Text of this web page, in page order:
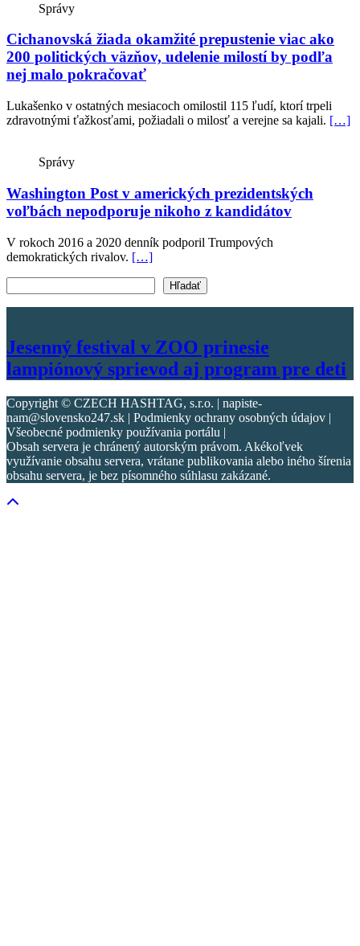
Správy
Cichanovská žiada okamžité prepustenie viac ako
200 politických väzňov, udelenie milostí by podľa
nej malo pokračovať
Lukašenko v ostatných mesiacoch omilostil 115 ľudí, ktorí trpeli
zdravotnými ťažkosťami, požiadali o milosť a verejne sa kajali. […]
Správy
Washington Post v amerických prezidentských
voľbách nepodporuje nikoho z kandidátov
V rokoch 2016 a 2020 denník podporil Trumpových
demokratických rivalov. […]
Hľadať
Jesenný festival v ZOO prinesie
lampiónový sprievod aj program pre deti
Copyright © CZECH HASHTAG, s.r.o. | napiste-
nam@slovensko247.sk | Podmienky ochrany osobných údajov |
Všeobecné podmienky používania portálu |
Obsah servera je chránený autorským právom. Akékoľvek
využívanie obsahu servera, vrátane publikovania alebo iného šírenia
obsahu servera, je bez písomného súhlasu zakázané.